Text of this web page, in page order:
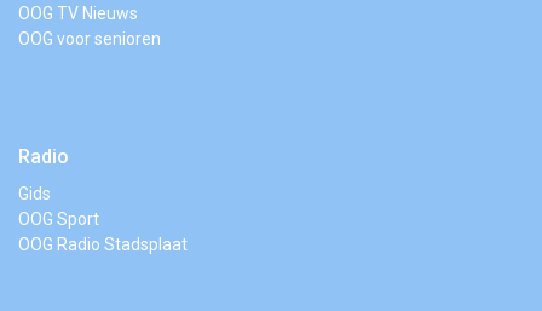
OOG TV Nieuws
OOG voor senioren
Radio
Gids
OOG Sport
OOG Radio Stadsplaat